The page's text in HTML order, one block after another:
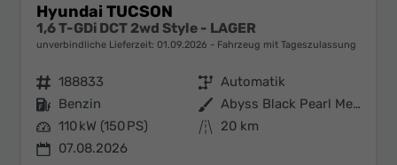
Hyundai TUCSON
1,6 T-GDi DCT 2wd Style - LAGER
unverbindliche Lieferzeit: 01.09.2026 Fahrzeug mit Tageszulassung
Fahrzeugnr. 188833 Getriebe Automatik
Kraftstoff Benzin Außenfarbe
Abyss Black Pearl Metallic ()
Leistung 110 kW (150 PS) Kilometerstand
20 km
07.08.2026